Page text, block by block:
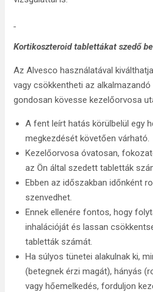
Kortikoszteroid tablettákat szedő
Az Alvesco használatával
vagy csökkentheti az
gondosan kövesse kezelőorvosa
A fent leírt hatás körülbelül egy
megkezdését követően várható.
Kezelőorvosa óvatosan,
az Ön által szedett tabletták
Ebben az időszakban időnként
szenvedhet.
Ennek ellenére fontos, hogy
inhalációját és lassan
tabletták számát.
Ha súlyos tünetei alakulnak ki,
(betegnek érzi magát), hányás
vagy hőemelkedés, forduljon